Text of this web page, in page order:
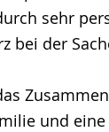
sehr
bei der
und